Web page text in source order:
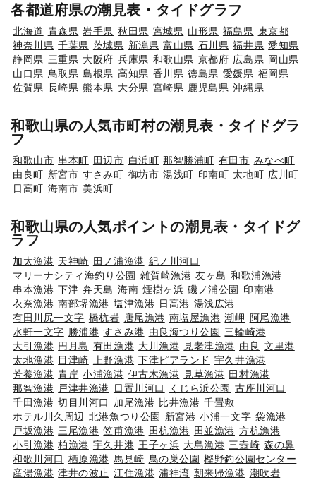
各都道府県の潮見表・タイドグラフ
北海道 青森県 岩手県 秋田県 宮城県 山形県 福島県 東京都
神奈川県 千葉県 茨城県 新潟県 富山県 石川県 福井県 愛知県
静岡県 三重県 大阪府 兵庫県 和歌山県 京都府 広島県 岡山県
山口県 鳥取県 島根県 高知県 香川県 徳島県 愛媛県 福岡県
佐賀県 長崎県 熊本県 大分県 宮崎県 鹿児島県 沖縄県
和歌山県の人気市町村の潮見表・タイドグラ
フ
和歌山市 串本町 田辺市 白浜町 那智勝浦町 有田市 みなべ町
由良町 新宮市 すさみ町 御坊市 湯浅町 印南町 太地町 広川町
日高町 海南市 美浜町
和歌山県の人気ポイントの潮見表・タイドグ
ラフ
加太漁港 天神崎 田ノ浦漁港 紀ノ川河口
マリーナシティ海釣り公園 雑賀崎漁港 友ヶ島 和歌浦漁港
串本漁港 下津 弁天島 海南 煙樹ヶ浜 磯ノ浦公園 印南港
衣奈漁港 南部堺漁港 塩津漁港 日高港 湯浅広港
有田川尻一文字 橋杭岩 唐尾漁港 南塩屋漁港 潮岬 阿尾漁港
水軒一文字 勝浦港 すさみ港 由良海つり公園 三輪崎港
大引漁港 円月島 有田漁港 大川漁港 見老津漁港 由良 文里港
太地漁港 目津崎 上野漁港 下津ピアランド 宇久井漁港
芳養漁港 青岸 小浦漁港 伊古木漁港 見草漁港 田村漁港
那智漁港 戸津井漁港 日置川河口 くじら浜公園 古座川河口
千田漁港 切目川河口 加尾漁港 比井漁港 千畳敷
ホテル川久周辺 北港魚つり公園 新宮港 小浦一文字 袋漁港
戸坂漁港 三尾漁港 笠甫漁港 田杭漁港 田並漁港 方杭漁港
小引漁港 柏漁港 宇久井港 王子ヶ浜 大島漁港 三壺崎 森の鼻
和歌川河口 栖原漁港 馬見崎 鳥の巣公園 樫野釣公園センター
産湯漁港 津井の波止 江住漁港 浦神湾 朝来帰漁港 潮吹岩